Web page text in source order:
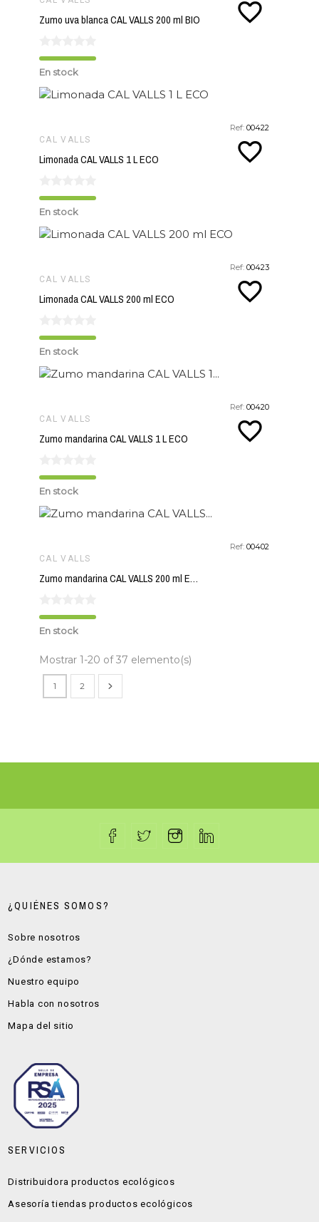
Zumo uva blanca CAL VALLS 200 ml BIO
En stock
Ref:00422
CAL VALLS
Limonada CAL VALLS 1 L ECO
En stock
favorite_border
Ref:00423
CAL VALLS
Limonada CAL VALLS 200 ml ECO
En stock
favorite_border
Ref:00420
CAL VALLS
Zumo mandarina CAL VALLS 1 L ECO
En stock
favorite_border
Ref:00402
CAL VALLS
Zumo mandarina CAL VALLS 200 ml ECO
En stock
favorite_border
Mostrar 1-20 of 37 elemento(s)
1 2
¿QUIÉNES SOMOS?
Sobre nosotros
¿Dónde estamos?
Nuestro equipo
Habla con nosotros
Mapa del sitio
SERVICIOS
Distribuidora productos ecológicos
Asesoría tiendas productos ecológicos